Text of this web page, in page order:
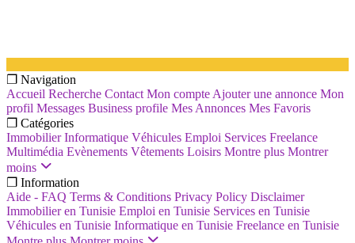
❐ Navigation
Accueil Recherche Contact Mon compte Ajouter une annonce Mon
profil Messages Business profile Mes Annonces Mes Favoris
❐ Catégories
Immobilier Informatique Véhicules Emploi Services Freelance
Multimédia Evènements Vêtements Loisirs Montre plus Montrer
moins
❐ Information
Aide - FAQ Terms & Conditions Privacy Policy Disclaimer
Immobilier en Tunisie Emploi en Tunisie Services en Tunisie
Véhicules en Tunisie Informatique en Tunisie Freelance en Tunisie